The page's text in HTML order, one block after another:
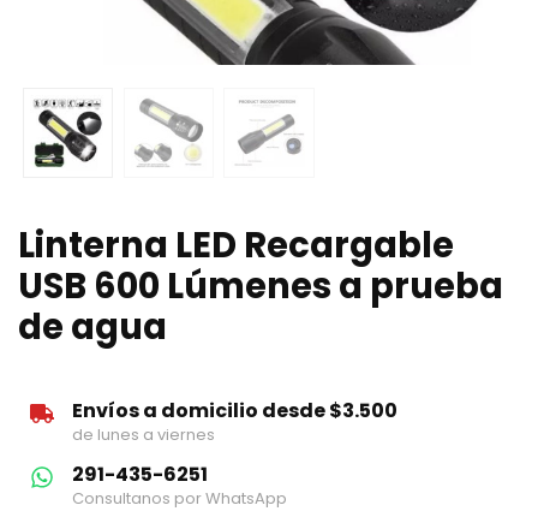
Linterna LED Recargable
USB 600 Lúmenes a prueba
de agua
Envíos a domicilio desde $3.500
de lunes a viernes
291-435-6251
Consultanos por WhatsApp